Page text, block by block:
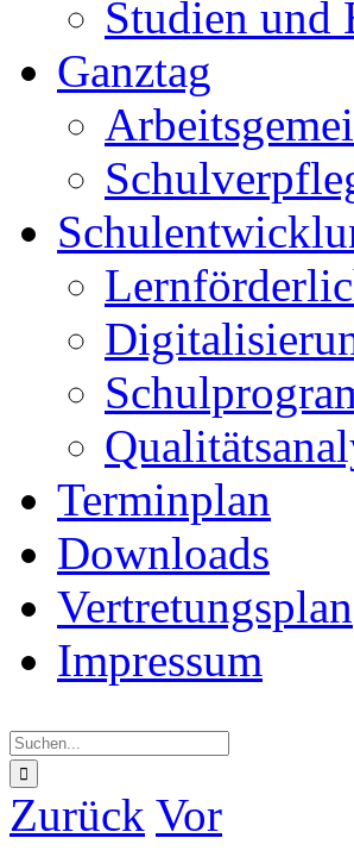
Studien und
Ganztag
Terminplan
Downloads
Vertretungsplan
Impressum
nach:
Zurück Vor